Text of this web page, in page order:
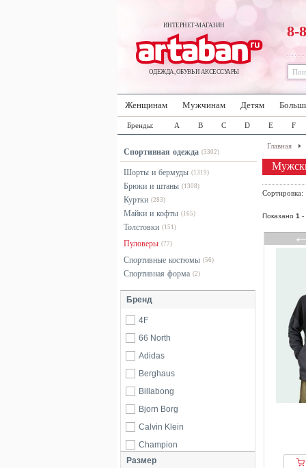
ИНТЕРНЕТ-МАГАЗИН
ОДЕЖДА, ОБУВЬ И АКСЕССУАРЫ
8-
Женщинам Мужчинам Детям
Бренды: A B C D E F
Спортивная одежда (3302)
Шорты и бермуды (1319)
Брюки и штаны (1308)
Куртки (283)
Майки и кофты (165)
Толстовки (151)
Пуловеры (77)
Спортивные костюмы (56)
Спортивная форма (2)
Бренд
4F
66 North
Adidas
Berghaus
Billabong
Bjorn Borg
Calvin Klein
Champion
Columbia
Размер
Главная
Показано 1 -